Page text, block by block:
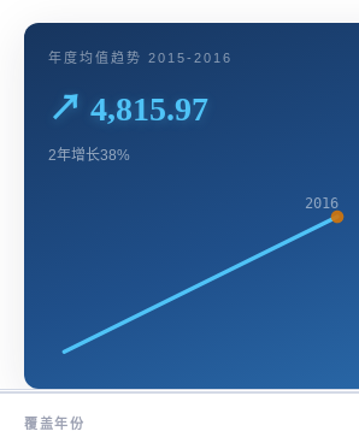
年度均值趋势 2015-2016
↗ 4,815.97
2年增长38%
2016
覆盖年份